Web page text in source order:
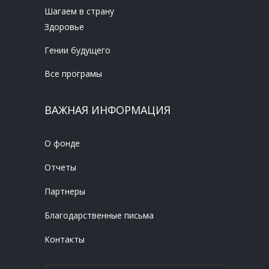
Шагаем в страну
Здоровье
Гении будущего
Все програмы
ВАЖНАЯ ИНФОРМАЦИЯ
О фонде
Отчеты
Партнеры
Благодарственные письма
Контакты